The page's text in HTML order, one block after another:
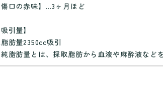
口の赤味】…3ヶ月ほど
引量】
肪量2350cc吸引
脂肪量とは、採取脂肪から血液や麻酔液など